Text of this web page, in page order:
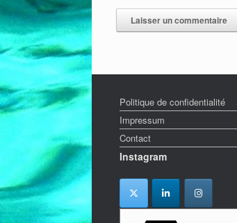
Politique de confidentialité
Impressum
Contact
Instagram